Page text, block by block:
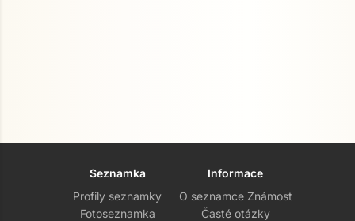
Seznamka
Profily seznamky
Fotoseznamka
Informace
O seznamce Známost
Časté otázky